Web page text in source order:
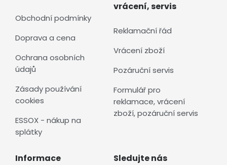
Obchodní podmínky
Doprava a cena
Ochrana osobních
údajů
Zásady používání
cookies
ESSOX - nákup na
splátky
vrácení, servis
Reklamační řád
Vrácení zboží
Pozáruční servis
Formulář pro
reklamace, vrácení
zboží, pozáruční servis
Informace Sledujte nás